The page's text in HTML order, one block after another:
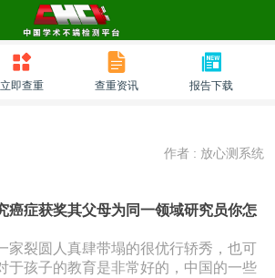
立即查重 查重资讯 报告下载
作者 : 放心测系统
癌症获奖其父母为同一领域研究员你怎
家裂圆人真肆带塌的很优行轿秀，也可
于孩子的教育是非常好的，中国的一些